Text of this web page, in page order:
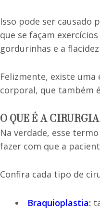
Isso pode ser causado
que se façam
gordurinhas e a
Felizmente, existe
corporal, que também
O QUE É A
Na verdade, esse
fazer com que a
Confira cada tipo de
Braquioplastia: